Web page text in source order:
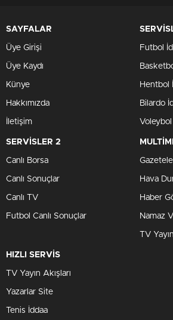
Yılbaşı dönemi, e-ticaret dünyasında
madeni! Elektronik Ticaret İşletmecileri
Başkanı Hakan Çevikoğlu, bu yıl
Türkiye’de e-ticaret hacmini oldukça
Özellikle hediyelik ve kişiselleştirilmiş
sepetlerine olan talep, alışveriş
Yılbaşı Alışverişinde En
Kasım ve aralık ayları, Türkiye’deki e-